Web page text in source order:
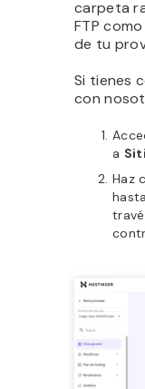
carpeta
FTP
de tu
Si tienes
con
a
Haz